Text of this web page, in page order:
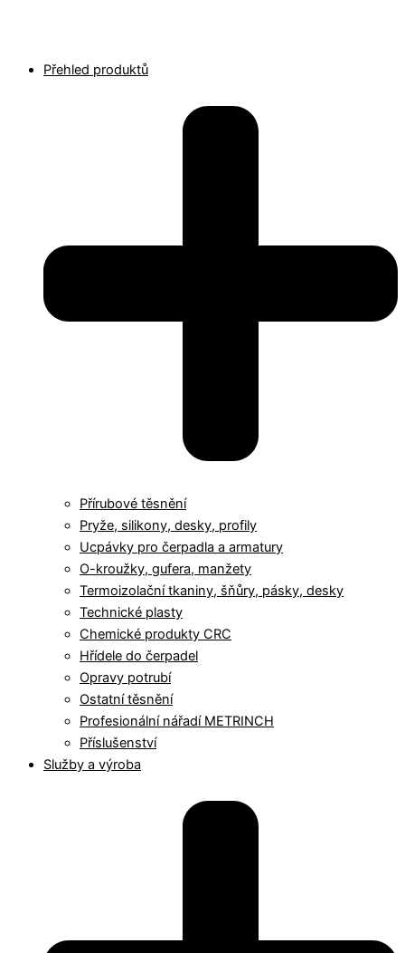
Přehled produktů
Přírubové těsnění
Pryže, silikony, desky, profily
Ucpávky pro čerpadla a armatury
O-kroužky, gufera, manžety
Termoizolační tkaniny, šňůry, pásky, desky
Technické plasty
Chemické produkty CRC
Hřídele do čerpadel
Opravy potrubí
Ostatní těsnění
Profesionální nářadí METRINCH
Příslušenství
Služby a výroba